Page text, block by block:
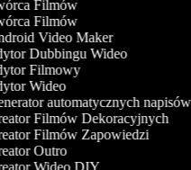
Filmów
Filmów
Video Maker
Dubbingu Wideo
Filmowy
Wideo
automatycznych napisów
Filmów Dekoracyjnych
Filmów Zapowiedzi
Outro